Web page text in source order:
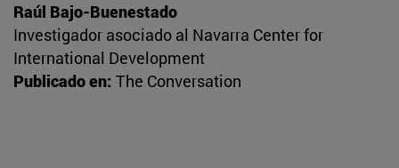
Raúl Bajo-Buenestado
Investigador asociado al Navarra Center for
International Development
Publicado en: The Conversation